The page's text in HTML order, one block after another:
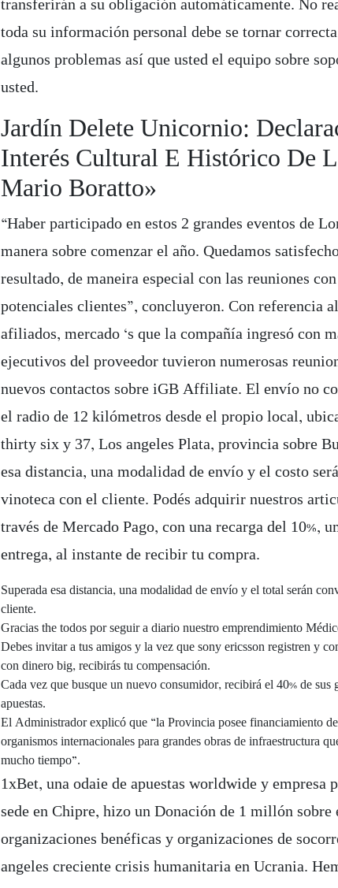
transferirán a su obligación automáticamente. No
toda su información personal debe se tornar
algunos problemas así que usted el equipo sobre
usted.
Jardín Delete Unicornio:
Interés Cultural E Histórico De
Mario Boratto»
“Haber participado en estos 2 grandes eventos de
manera sobre comenzar el año. Quedamos
resultado, de maneira especial con las reuniones
potenciales clientes”, concluyeron. Con referencia
afiliados, mercado ‘s que la compañía ingresó con
ejecutivos del proveedor tuvieron numerosas
nuevos contactos sobre iGB Affiliate. El envío no
el radio de 12 kilómetros desde el propio local,
thirty six y 37, Los angeles Plata, provincia sobre
esa distancia, una modalidad de envío y el costo
vinoteca con el cliente. Podés adquirir nuestros
través de Mercado Pago, con una recarga del 10%,
entrega, al instante de recibir tu compra.
Superada esa distancia, una modalidad de envío y el total serán
cliente.
Gracias the todos por seguir a diario nuestro emprendimiento
Debes invitar a tus amigos y la vez que sony ericsson registren y
con dinero big, recibirás tu compensación.
Cada vez que busque un nuevo consumidor, recibirá el 40% de sus
apuestas.
El Administrador explicó que “la Provincia posee financiamiento
organismos internacionales para grandes obras de infraestructura
mucho tiempo”.
1xBet, una odaie de apuestas worldwide y empresa
sede en Chipre, hizo un Donación de 1 millón sobre
organizaciones benéficas y organizaciones de
angeles creciente crisis humanitaria en Ucrania.